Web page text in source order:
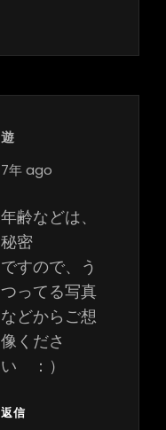
遊
says:
7年 ago
年齢などは、
秘密
ですので、う
つってる写真
などからご想
像くださ
い ：）
返信